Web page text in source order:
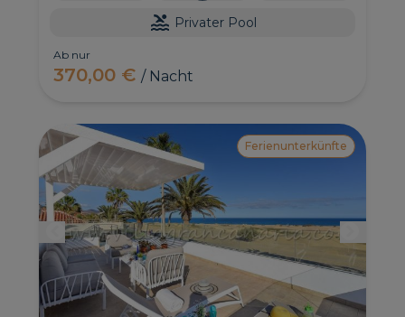
Privater Pool
Ab nur
370,00 €/ Nacht
Ferienunterkünfte